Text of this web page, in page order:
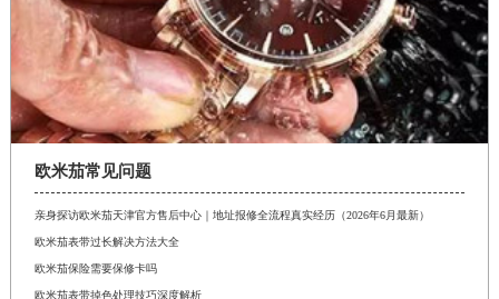
欧米茄常见问题
亲身探访欧米茄天津官方售后中心｜地址报修全流程真实经历（2026年6月最新）
欧米茄表带过长解决方法大全
欧米茄保险需要保修卡吗
欧米茄表带掉色处理技巧深度解析